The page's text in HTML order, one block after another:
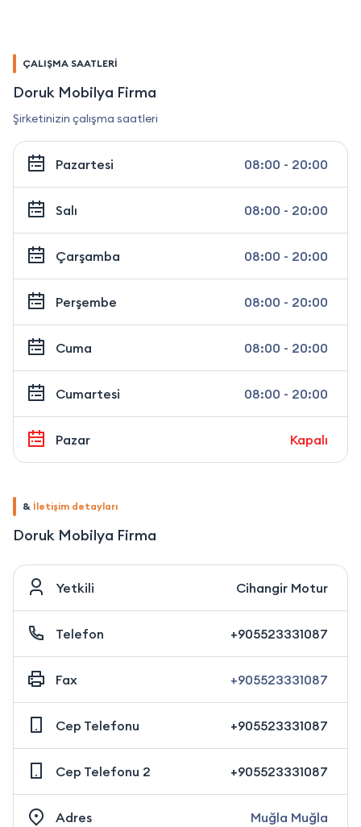
ÇALIŞMA SAATLERİ
Doruk Mobilya Firma
Şirketinizin çalışma saatleri
Pazartesi 08:00 - 20:00
Salı 08:00 - 20:00
Çarşamba 08:00 - 20:00
Perşembe 08:00 - 20:00
Cuma 08:00 - 20:00
Cumartesi 08:00 - 20:00
Pazar Kapalı
& İletişim detayları
Doruk Mobilya Firma
Yetkili Cihangir Motur
Telefon +905523331087
Fax +905523331087
Cep Telefonu +905523331087
Cep Telefonu 2 +905523331087
Adres Muğla Muğla